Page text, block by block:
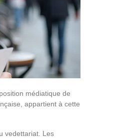
médiatique de
appartient à cette
vedettariat. Les